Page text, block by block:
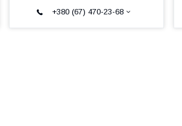
+380 (67) 470-23-68